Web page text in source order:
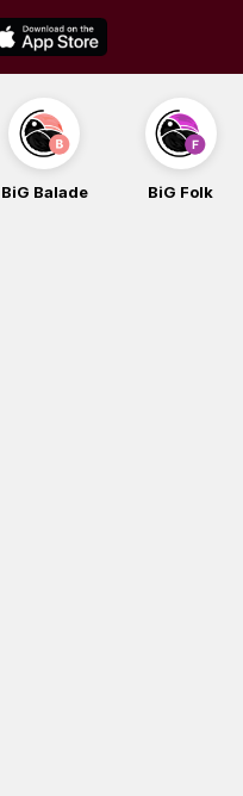
BiG Balade BiG Folk